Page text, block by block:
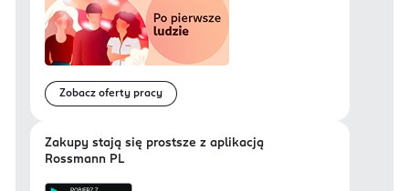
Zobacz oferty pracy
Zakupy stają się prostsze z aplikacją
Rossmann PL